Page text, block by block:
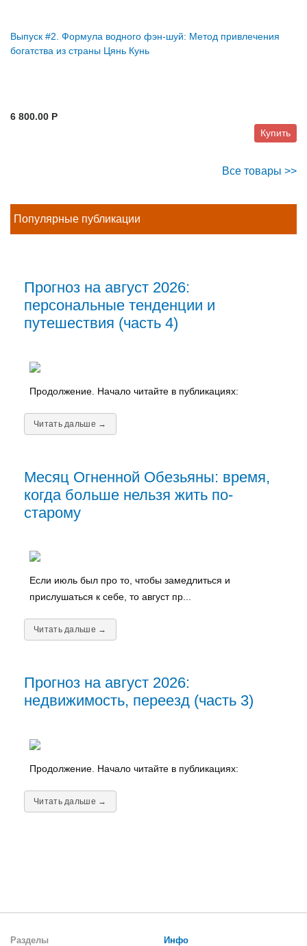
Выпуск #2. Формула водного фэн-шуй: Метод привлечения
богатства из страны Цянь Кунь
6 800.00 P
Купить
Все товары >>
Популярные публикации
Прогноз на август 2026:
персональные тенденции и
путешествия (часть 4)
Продолжение. Начало читайте в публикациях:
Читать дальше →
Месяц Огненной Обезьяны: время,
когда больше нельзя жить по-
старому
Если июль был про то, чтобы замедлиться и
прислушаться к себе, то август пр...
Читать дальше →
Прогноз на август 2026:
недвижимость, переезд (часть 3)
Продолжение. Начало читайте в публикациях:
Читать дальше →
Разделы Инфо